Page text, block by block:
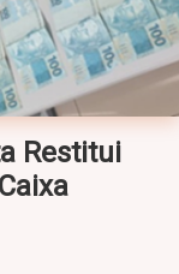
Restitui